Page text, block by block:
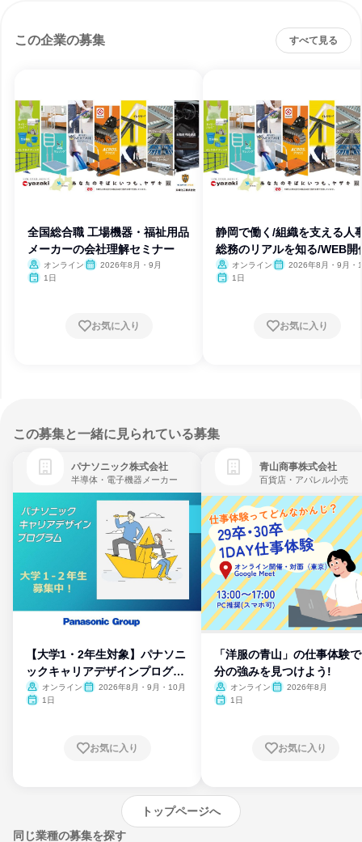
この企業の募集 すべて見る
全国総合職 工場機器・福祉用品
メーカーの会社理解セミナー
オンライン
2026年8月・9月
1日
お気に入り
静岡で働く/組織を支える人
総務のリアルを知る/WEB開
オンライン
2026年8月・9月・
1日
お気に入り
この募集と一緒に見られている募集
パナソニック株式会社
半導体・電子機器メーカー
【大学1・2年生対象】パナソニ
ックキャリアデザインプログラ
ム
オンライン
2026年8月・9月・10月
1日
お気に入り
青山商事株式会社
百貨店・アパレル小売
「洋服の青山」の仕事体験
分の強みを見つけよう!
オンライン
2026年8月
1日
お気に入り
トップページへ
同じ業種の募集を探す